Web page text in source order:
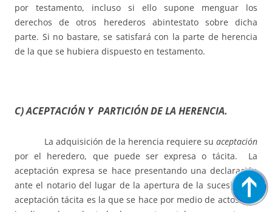
por testamento, incluso si ello supone menguar los
derechos de otros herederos abintestato sobre dicha
parte. Si no bastare, se satisfará con la parte de herencia
de la que se hubiera dispuesto en testamento.
C) ACEPTACIÓN Y PARTICIÓN DE LA HERENCIA.
La adquisición de la herencia requiere suaceptación
por el heredero, que puede ser expresa o tácita. La
aceptación expresa se hace presentando una declaración
ante el notario del lugar de la apertura de la sucesión. La
aceptación tácita es la que se hace por medio de actos que